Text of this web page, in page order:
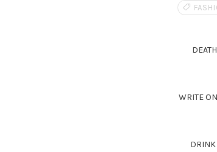
WRITE
DRINK